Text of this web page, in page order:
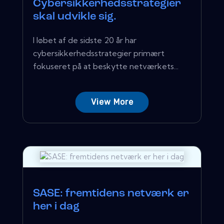
Cybersikkerhedsstrategier
skal udvikle sig.
I løbet af de sidste 20 år har
cybersikkerhedsstrategier primært
fokuseret på at beskytte netværkets...
View More
SASE: fremtidens netværk er
her i dag